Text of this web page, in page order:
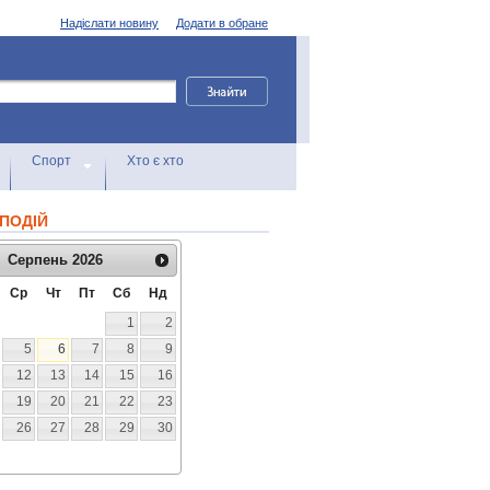
Додати в обране
Надіслати новину
Спорт Хто є хто
Серпень 2026
Ср Чт Пт Сб
Нд
1
2
5 6 7 8
9
12 13 14 15
16
19 20 21 22
23
26 27 28 29
30